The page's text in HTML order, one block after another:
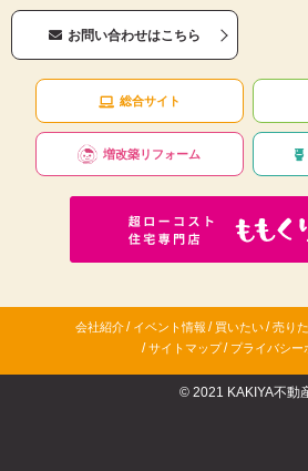
ルマガジンなどによる情報提供、お客様による
事業運営を改善するために、個人データ（お
先情報を除く）を利用します。
当社は、サイト管理会社に対し、個人情報保
イバシーに配慮した個人情報の取り扱いをす
ております。
４．お客様情報の第三者への開示・提供
当社は、前項3．の利用目的に記載した場合及
る場合を除き、お客さま情報を第三者へ開示
(1) ご本人の同意がある場合
(2) 法令に基づき開示・提供を求められた場合
まの同意を得ることが困難である場合
(4) 公衆衛生の向上又は児童の健全な育成の推
場合であって、お客さまの同意を得ることが困
ある場合であって、お客さまの同意を得るこ
お問い合わせはこちら
総合サイト
増改築リフォーム
会社紹介 / イベント情報 / 買いたい / 売り
/ サイトマップ / プライバシー
© 2021 KAKIYA不動